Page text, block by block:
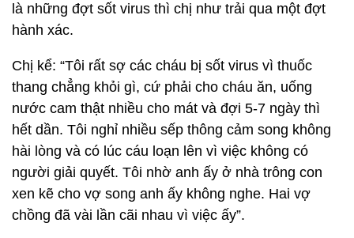
là những đợt sốt virus thì chị như trải qua một đợt
hành xác.
Chị kể: “Tôi rất sợ các cháu bị sốt virus vì thuốc
thang chẳng khỏi gì, cứ phải cho cháu ăn, uống
nước cam thật nhiều cho mát và đợi 5-7 ngày thì
hết dần. Tôi nghỉ nhiều sếp thông cảm song không
hài lòng và có lúc cáu loạn lên vì việc không có
người giải quyết. Tôi nhờ anh ấy ở nhà trông con
xen kẽ cho vợ song anh ấy không nghe. Hai vợ
chồng đã vài lần cãi nhau vì việc ấy”.